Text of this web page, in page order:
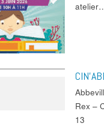
Rex –
13